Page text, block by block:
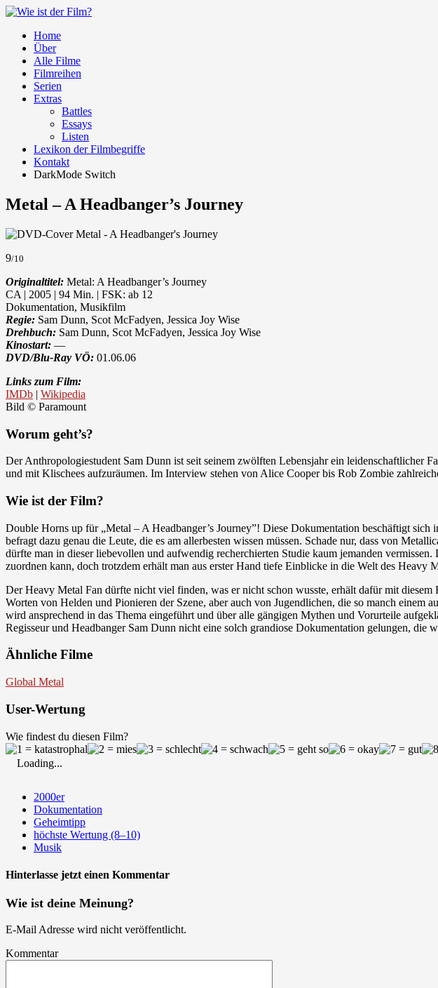
Home
Über
Alle Filme
Filmreihen
Serien
Extras
Battles
Essays
Listen
Lexikon der Filmbegriffe
Kontakt
DarkMode Switch
Metal – A Headbanger’s Journey
9/10
Originaltitel: Metal: A Headbanger’s Journey
CA | 2005 | 94 Min. | FSK: ab 12
Dokumentation, Musikfilm
Regie: Sam Dunn, Scot McFadyen, Jessica Joy Wise
Drehbuch: Sam Dunn, Scot McFadyen, Jessica Joy Wise
Kinostart: —
DVD/Blu-Ray VÖ: 01.06.06
Links zum Film:
IMDb | Wikipedia
Bild © Paramount
Worum geht’s?
Der Anthropologiestudent Sam Dunn ist seit seinem zwölften Lebensjahr ein leidenschaftlicher
und mit Klischees aufzuräumen. Im Interview stehen von Alice Cooper bis Rob Zombie
Wie ist der Film?
Double Horns up für „Metal – A Headbanger’s Journey”! Diese Dokumentation beschäftigt
befragt dazu genau die Leute, die es am allerbesten wissen müssen. Schade nur, dass von
dürfte man in dieser liebevollen und aufwendig recherchierten Studie kaum jemanden
zuordnen kann, doch trotzdem erhält man aus erster Hand tiefe Einblicke in die Welt des Heavy
Der Heavy Metal Fan dürfte nicht viel finden, was er nicht schon wusste, erhält dafür mit
Worten von Helden und Pionieren der Szene, aber auch von Jugendlichen, die so manch einem
wird ansprechend in das Thema eingeführt und über alle gängigen Mythen und Vorurteile
Regisseur und Headbanger Sam Dunn nicht eine solch grandiose Dokumentation gelungen,
Ähnliche Filme
Global Metal
User-Wertung
Wie findest du diesen Film?
Loading...
2000er
Dokumentation
Geheimtipp
höchste Wertung (8–10)
Musik
Hinterlasse jetzt einen Kommentar
Wie ist deine Meinung?
E-Mail Adresse wird nicht veröffentlicht.
Kommentar